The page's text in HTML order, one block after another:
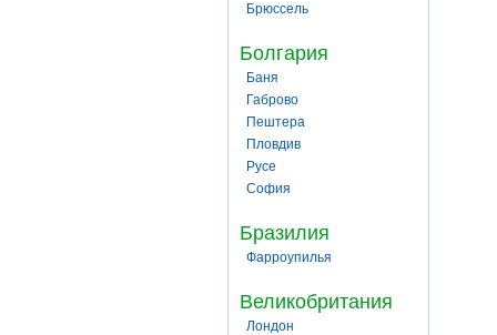
Брюссель
Болгария
Баня
Габрово
Пештера
Пловдив
Русе
София
Бразилия
Фарроупилья
Великобритания
Лондон